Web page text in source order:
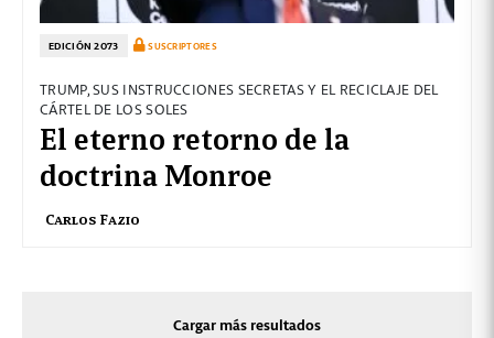
EDICIÓN 2073 SUSCRIPTORES
TRUMP, SUS INSTRUCCIONES SECRETAS Y EL RECICLAJE DEL
CÁRTEL DE LOS SOLES
El eterno retorno de la
doctrina Monroe
Carlos Fazio
Cargar más resultados